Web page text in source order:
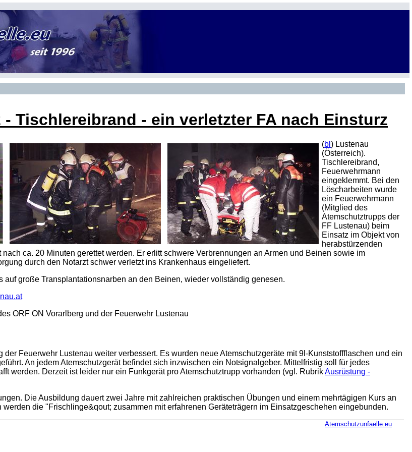
- Tischlereibrand - ein verletzter FA nach Einsturz
(bl ) Lustenau
(Österreich).
Tischlereibrand,
Feuerwehrmann
eingeklemmt. Bei den
Löscharbeiten wurde
ein Feuerwehrmann
(Mitglied des
Atemschutztrupps der
FF Lustenau) beim
Einsatz im Objekt von
herabstürzenden
ca. 20 Minuten gerettet werden. Er erlitt schwere Verbrennungen an Armen und Beinen sowie im
durch den Notarzt schwer verletzt ins Krankenhaus eingeliefert.
auf große Transplantationsnarben an den Beinen, wieder vollständig genesen.
ORF ON Vorarlberg und der Feuerwehr Lustenau
der Feuerwehr Lustenau weiter verbessert. Es wurden neue Atemschutzgeräte mit 9l-Kunststoffflaschen und ein
An jedem Atemschutzgerät befindet sich inzwischen ein Notsignalgeber. Mittelfristig soll für jedes
werden. Derzeit ist leider nur ein Funkgerät pro Atemschutztrupp vorhanden (vgl. RubrikAusrüstung -
Die Ausbildung dauert zwei Jahre mit zahlreichen praktischen Übungen und einem mehrtägigen Kurs an
die "Frischlinge&qout; zusammen mit erfahrenen Geräteträgern im Einsatzgeschehen eingebunden.
Atemschutzunfaelle.eu